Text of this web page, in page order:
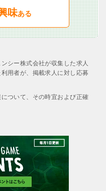
味ある
シー株式会社が収集した求人
用者が、掲載求人に対し応募
ついて、その時宜および正確